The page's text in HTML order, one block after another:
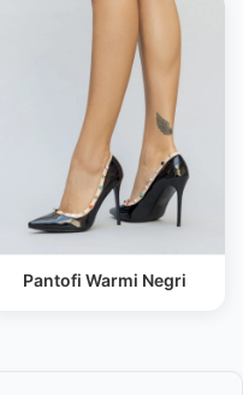
Pantofi Warmi Negri